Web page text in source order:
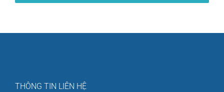
THÔNG TIN LIÊN HỆ